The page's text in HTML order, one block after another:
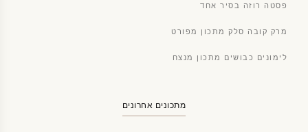
פסטה רוזה בסיר אחד
מרק קובה סלק מתכון מפורט
לימונים כבושים מתכון מנצח
מתכונים אחרונים